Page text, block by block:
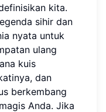
kita.
sihir dan
nyata untuk
ulang
kuis
dan
berkembang
Anda. Jika